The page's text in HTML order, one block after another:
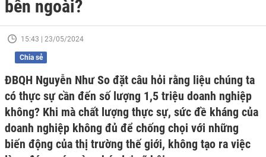
bên ngoài?
15:43 | 23/05/2024
Chia sẻ
ĐBQH Nguyễn Như So đặt câu hỏi rằng liệu chúng ta
có thực sự cần đến số lượng 1,5 triệu doanh nghiệp
không? Khi mà chất lượng thực sự, sức đề kháng của
doanh nghiệp không đủ để chống chọi với những
biến động của thị trường thế giới, không tạo ra việc